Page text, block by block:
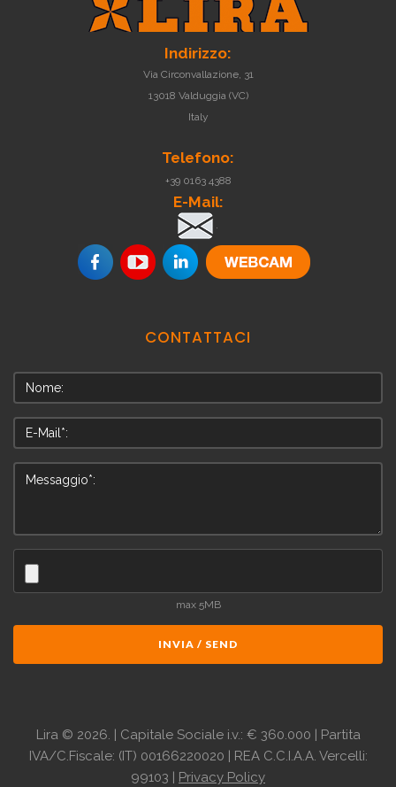
Indirizzo:
Via Circonvallazione, 31
13018 Valduggia (VC)
Italy
Telefono:
+39 0163 4388
E-Mail:
.
CONTATTACI
max 5MB
INVIA / SEND
Lira © 2026. | Capitale Sociale i.v.: € 360.000 | Partita
IVA/C.Fiscale: (IT) 00166220020 | REA C.C.I.A.A. Vercelli:
99103 | Privacy Policy